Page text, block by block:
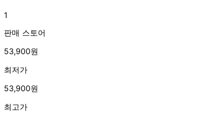
1
판매 스토어
53,900원
최저가
53,900원
최고가